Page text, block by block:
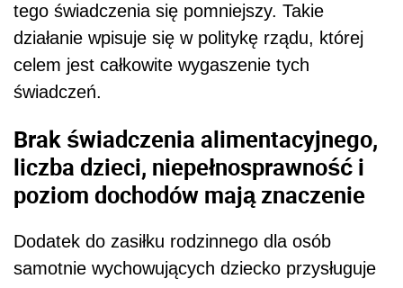
tego świadczenia się pomniejszy. Takie
działanie wpisuje się w politykę rządu, której
celem jest całkowite wygaszenie tych
świadczeń.
Brak świadczenia alimentacyjnego,
liczba dzieci, niepełnosprawność i
poziom dochodów mają znaczenie
Dodatek do zasiłku rodzinnego dla osób
samotnie wychowujących dziecko przysługuje